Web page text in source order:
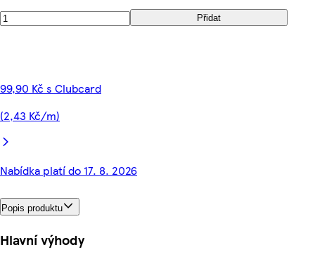
Přidat
99,90 Kč s Clubcard
(2,43 Kč/m)
Nabídka platí do 17. 8. 2026
Popis produktu
Hlavní výhody